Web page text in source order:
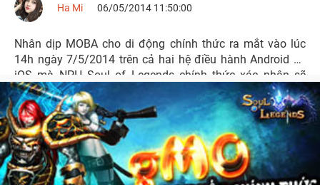
Ha Mi 06/05/2014 11:50:00
Nhân dịp MOBA cho di động chính thức ra mắt vào lúc
14h ngày 7/5/2014 trên cả hai hệ điều hành Android và
iOS mà NPH Soul of Legends chính thức xác nhận sẽ
tặng nhiều giftcode có giá trị đến tay người chơi.